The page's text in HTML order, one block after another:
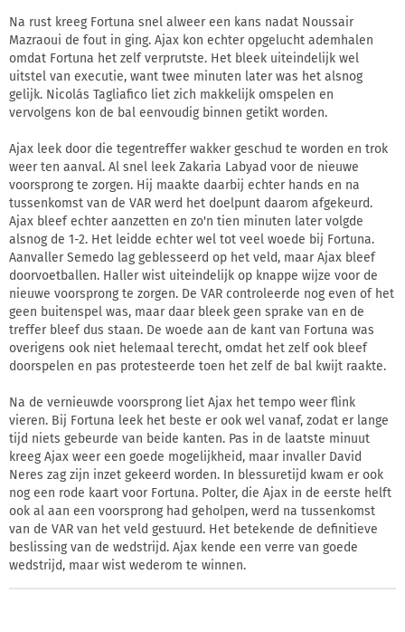
Na rust kreeg Fortuna snel alweer een kans nadat Noussair
Mazraoui de fout in ging. Ajax kon echter opgelucht ademhalen
omdat Fortuna het zelf verprutste. Het bleek uiteindelijk wel
uitstel van executie, want twee minuten later was het alsnog
gelijk. Nicolás Tagliafico liet zich makkelijk omspelen en
vervolgens kon de bal eenvoudig binnen getikt worden.
Ajax leek door die tegentreffer wakker geschud te worden en trok
weer ten aanval. Al snel leek Zakaria Labyad voor de nieuwe
voorsprong te zorgen. Hij maakte daarbij echter hands en na
tussenkomst van de VAR werd het doelpunt daarom afgekeurd.
Ajax bleef echter aanzetten en zo'n tien minuten later volgde
alsnog de 1-2. Het leidde echter wel tot veel woede bij Fortuna.
Aanvaller Semedo lag geblesseerd op het veld, maar Ajax bleef
doorvoetballen. Haller wist uiteindelijk op knappe wijze voor de
nieuwe voorsprong te zorgen. De VAR controleerde nog even of het
geen buitenspel was, maar daar bleek geen sprake van en de
treffer bleef dus staan. De woede aan de kant van Fortuna was
overigens ook niet helemaal terecht, omdat het zelf ook bleef
doorspelen en pas protesteerde toen het zelf de bal kwijt raakte.
Na de vernieuwde voorsprong liet Ajax het tempo weer flink
vieren. Bij Fortuna leek het beste er ook wel vanaf, zodat er lange
tijd niets gebeurde van beide kanten. Pas in de laatste minuut
kreeg Ajax weer een goede mogelijkheid, maar invaller David
Neres zag zijn inzet gekeerd worden. In blessuretijd kwam er ook
nog een rode kaart voor Fortuna. Polter, die Ajax in de eerste helft
ook al aan een voorsprong had geholpen, werd na tussenkomst
van de VAR van het veld gestuurd. Het betekende de definitieve
beslissing van de wedstrijd. Ajax kende een verre van goede
wedstrijd, maar wist wederom te winnen.